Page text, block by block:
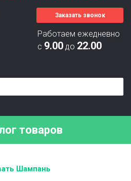
Работаем ежедневно
с 9.00 до 22.00
Заказать звонок
товаров
Шампань